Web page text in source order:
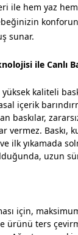
ile hem yaz
sunar.
ile Canlı
kaliteli
içerik
baskılar,
vermez. Baskı,
ilk yıkamada
uzun
için, maksimum
ürünü ters